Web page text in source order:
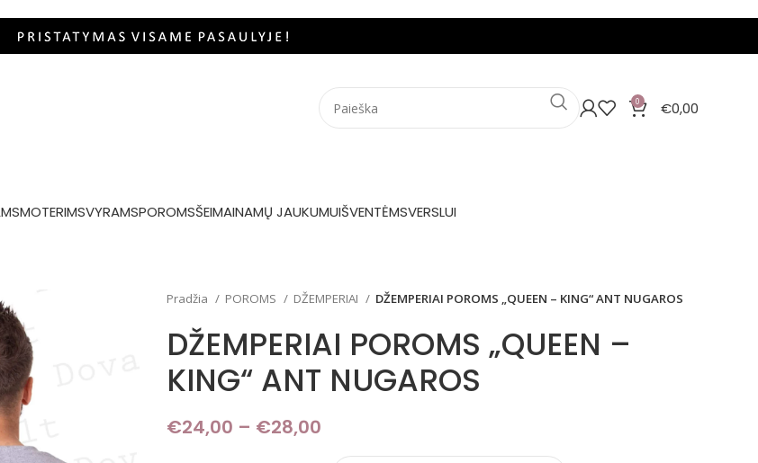
0 €0,00
MOTERIMSVYRAMSPOROMSŠEIMAINAMŲ JAUKUMUIŠVENTĖMSVERSLUI
Pradžia POROMS DŽEMPERIAI DŽEMPERIAI POROMS „QUEEN – KING“ ANT NUGAROS
DŽEMPERIAI POROMS „QUEEN –
KING“ ANT NUGAROS
€24,00 – €28,00